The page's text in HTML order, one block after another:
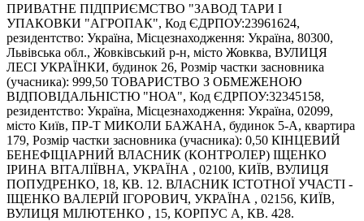
ПРИВАТНЕ ПІДПРИЄМСТВО "ЗАВОД ТАРИ І
УПАКОВКИ "АГРОПАК", Код ЄДРПОУ:23961624,
резидентство: Україна, Місцезнаходження: Україна, 80300,
Львівська обл., Жовківський р-н, місто Жовква, ВУЛИЦЯ
ЛЕСІ УКРАЇНКИ, будинок 26, Розмір частки засновника
(учасника): 999,50 ТОВАРИСТВО З ОБМЕЖЕНОЮ
ВІДПОВІДАЛЬНІСТЮ "НОА", Код ЄДРПОУ:32345158,
резидентство: Україна, Місцезнаходження: Україна, 02099,
місто Київ, ПР-Т МИКОЛИ БАЖАНА, будинок 5-А, квартира
179, Розмір частки засновника (учасника): 0,50 КІНЦЕВИЙ
БЕНЕФІЦІАРНИЙ ВЛАСНИК (КОНТРОЛЕР) ІЩЕНКО
ІРИНА ВІТАЛІЇВНА, УКРАЇНА , 02100, КИЇВ, ВУЛИЦЯ
ПОПУДРЕНКО, 18, КВ. 12. ВЛАСНИК ІСТОТНОЇ УЧАСТІ -
ІЩЕНКО ВАЛЕРІЙ ІГОРОВИЧ, УКРАЇНА , 02156, КИЇВ,
ВУЛИЦЯ МІЛЮТЕНКО , 15, КОРПУС А, КВ. 428.